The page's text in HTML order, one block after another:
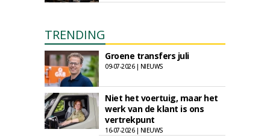
TRENDING
Groene transfers juli
09-07-2026 | NIEUWS
Niet het voertuig, maar het
werk van de klant is ons
vertrekpunt
16-07-2026 | NIEUWS